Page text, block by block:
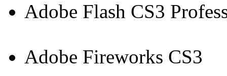
Adobe Flash CS3
Adobe Fireworks CS3